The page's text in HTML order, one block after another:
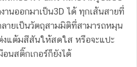
านออกมาเป็น3D ได้ ทุกเส้นสายที่
ลายเป็นวัตถุสามมิติที่สามารถหมุน
งแต้มสีสันให้สดใส หรือจะแปะ
นสติ๊กเกอร์ก็ยังได้